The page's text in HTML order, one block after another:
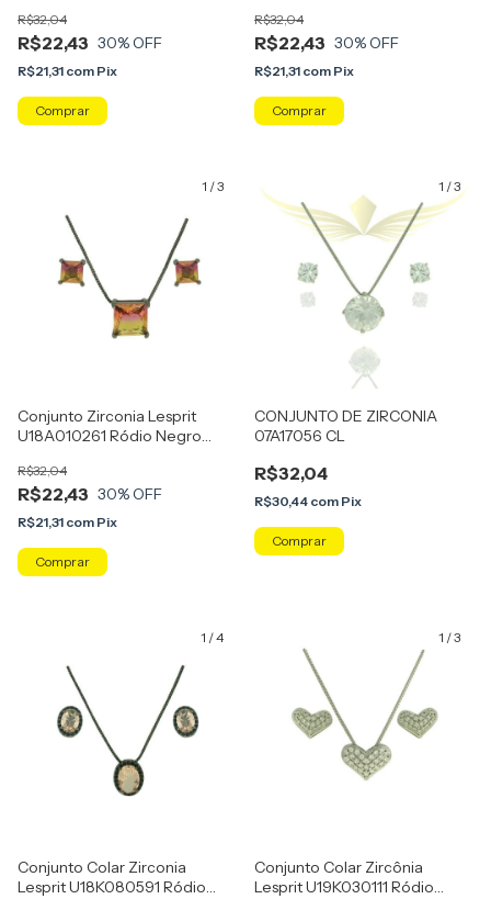
R$22,43
R$32,04
30% OFF
R$21,31 com Pix
R$22,43
R$32,04
30% OFF
R$21,31 com Pix
1 /3
Conjunto Zirconia Lesprit
U18A010261 Ródio Negro
R$22,43
R$32,04
30% OFF
R$21,31 com Pix
1 /3
CONJUNTO DE ZIRCONIA
07A17056 CL
R$32,04
R$30,44 com Pix
1 /4
Conjunto Colar Zirconia
Lesprit U18K080591 Ródio
1 /3
Conjunto Colar Zircônia
Lesprit U19K030111 Ródio